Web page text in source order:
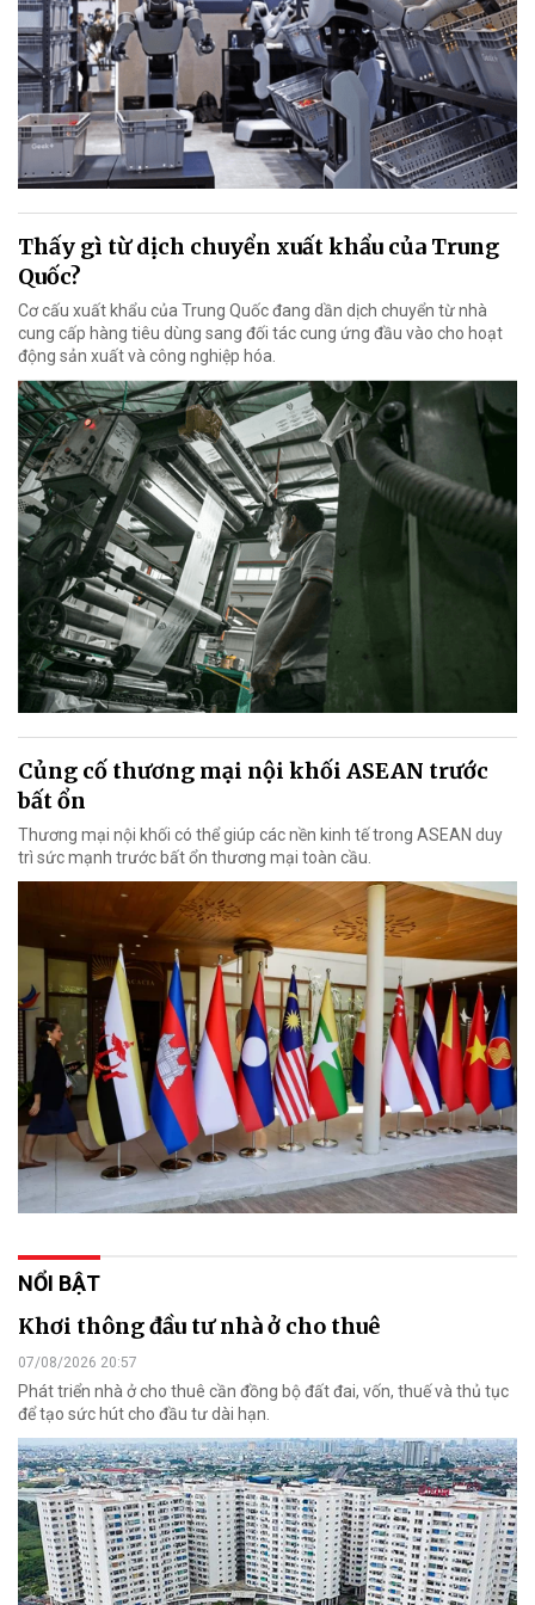
Thấy gì từ dịch chuyển xuất khẩu của Trung
Quốc?
Cơ cấu xuất khẩu của Trung Quốc đang dần dịch chuyển từ nhà
cung cấp hàng tiêu dùng sang đối tác cung ứng đầu vào cho hoạt
động sản xuất và công nghiệp hóa.
Củng cố thương mại nội khối ASEAN trước
bất ổn
Thương mại nội khối có thể giúp các nền kinh tế trong ASEAN duy
trì sức mạnh trước bất ổn thương mại toàn cầu.
NỔI BẬT
Khơi thông đầu tư nhà ở cho thuê
07/08/2026 20:57
Phát triển nhà ở cho thuê cần đồng bộ đất đai, vốn, thuế và thủ tục
để tạo sức hút cho đầu tư dài hạn.